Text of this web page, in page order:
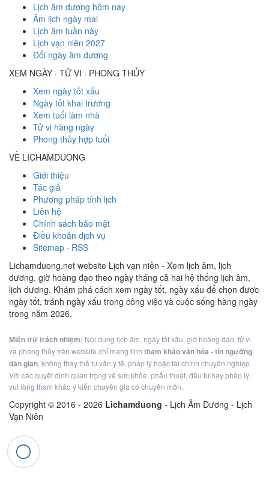
Lịch âm dương hôm nay
Âm lịch ngày mai
Lịch âm tuần này
Lịch vạn niên 2027
Đổi ngày âm dương
XEM NGÀY · TỬ VI · PHONG THỦY
Xem ngày tốt xấu
Ngày tốt khai trương
Xem tuổi làm nhà
Tử vi hàng ngày
Phong thủy hợp tuổi
VỀ LICHAMDUONG
Giới thiệu
Tác giả
Phương pháp tính lịch
Liên hệ
Chính sách bảo mật
Điều khoản dịch vụ
Sitemap · RSS
Lichamduong.net website Lịch vạn niên - Xem lịch âm, lịch
dương, giờ hoàng đạo theo ngày tháng cả hai hệ thống lịch âm,
lịch dương. Khám phá cách xem ngày tốt, ngày xấu để chọn được
ngày tốt, tránh ngày xấu trong công việc và cuộc sống hàng ngày
trong năm 2026.
Miễn trừ trách nhiệm: Nội dung lịch âm, ngày tốt xấu, giờ hoàng đạo, tử vi
và phong thủy trên website chỉ mang tính tham khảo văn hóa - tín ngưỡng
dân gian, không thay thế tư vấn y tế, pháp lý hoặc tài chính chuyên nghiệp.
Với các quyết định quan trọng về sức khỏe, phẫu thuật, đầu tư hay pháp lý,
vui lòng tham khảo ý kiến chuyên gia có chuyên môn.
Copyright © 2016 - 2026 Lichamduong - Lịch Âm Dương - Lịch
Vạn Niên